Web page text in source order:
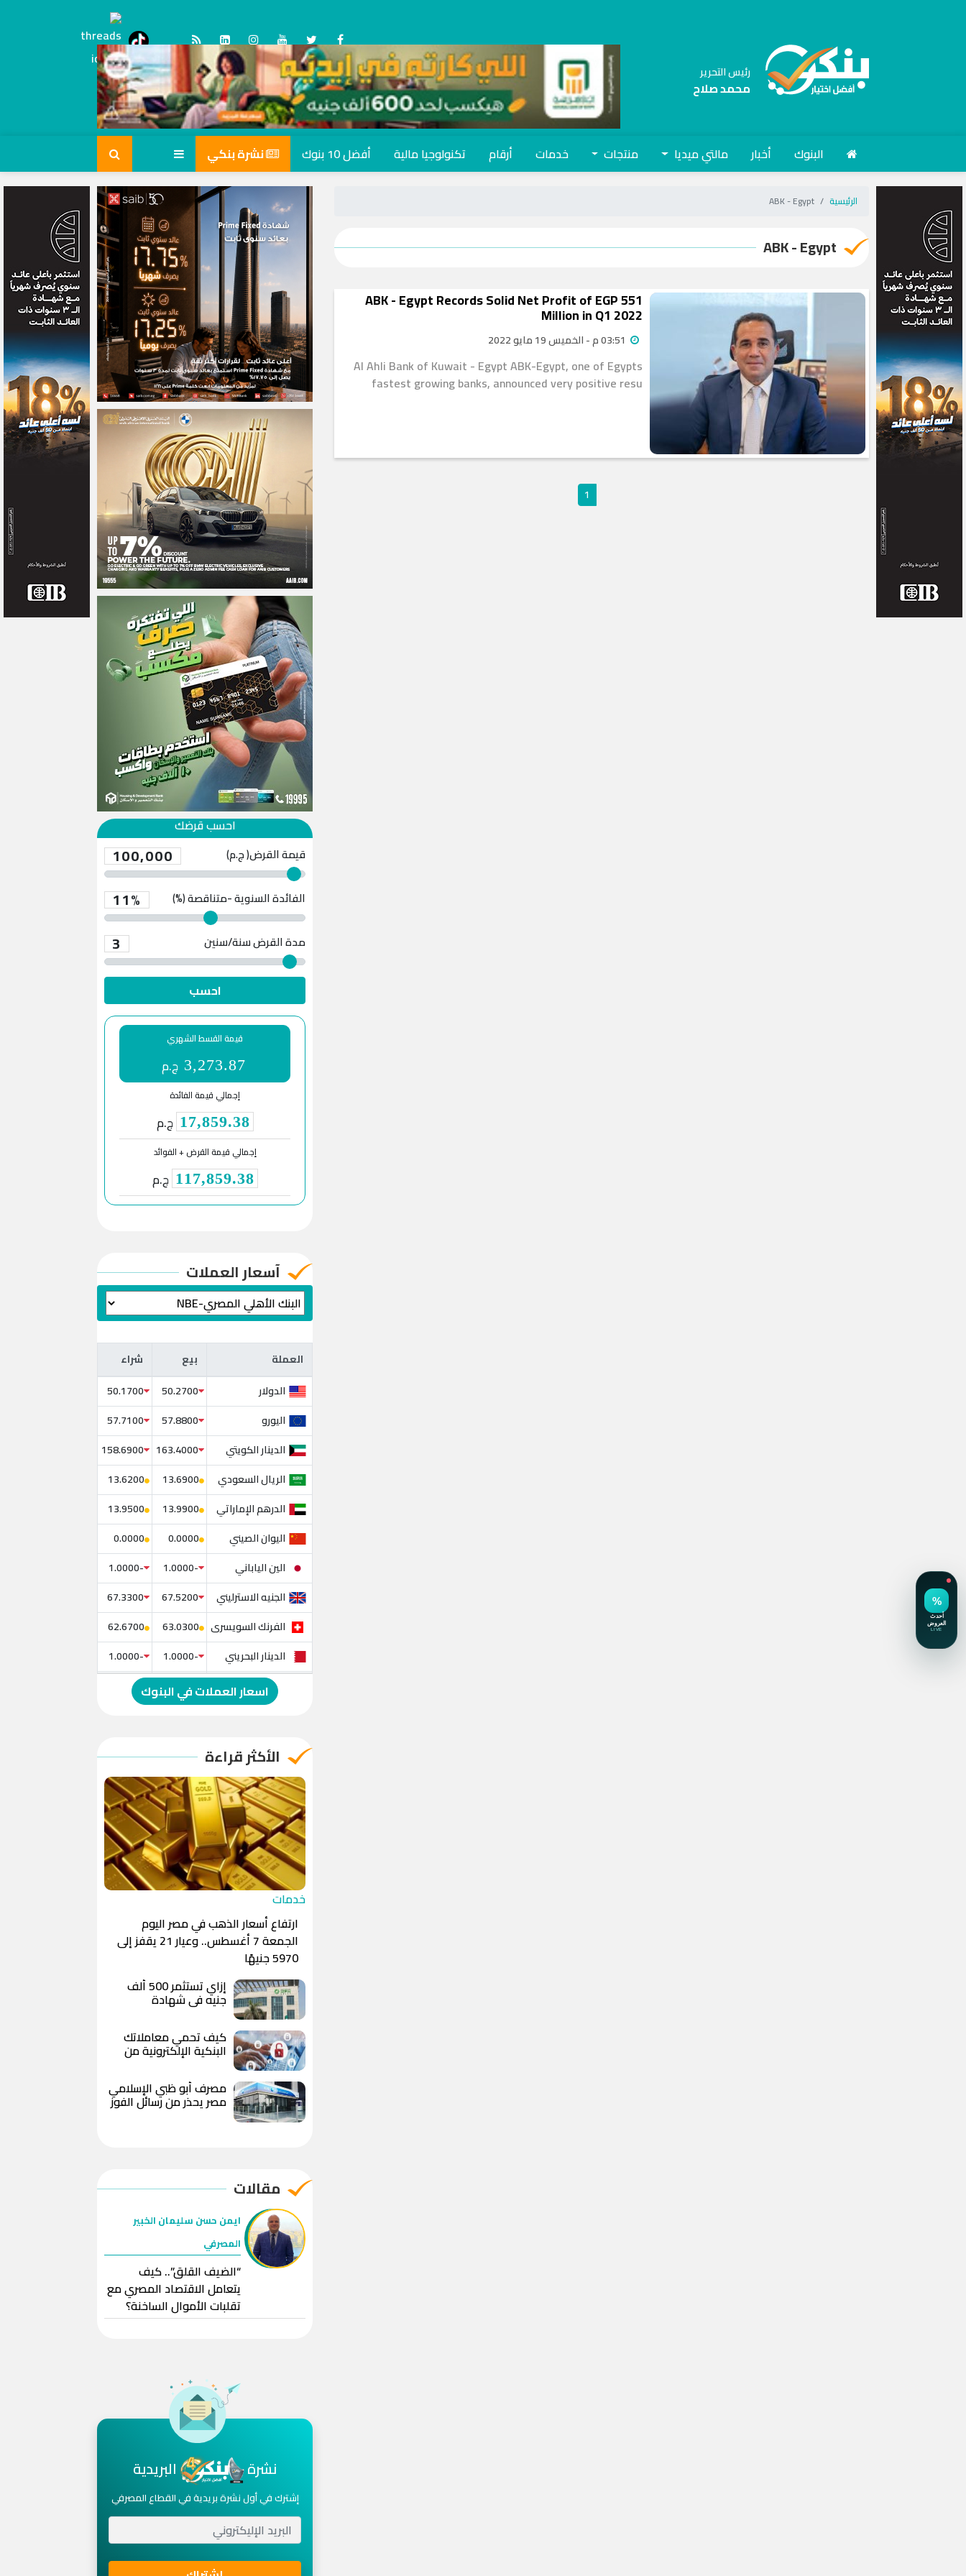
tiktok
Threads
رئيس التحرير
محمد صلاح
البنوك أخبار مالتي ميديا منتجات خدمات أرقام تكنولوجيا مالية أفضل 10 بنوك نشرة بنكي
الرئيسية ABK - Egypt
ABK - Egypt
ABK - Egypt Records Solid Net Profit of EGP 551
Million in Q1 2022
Al Ahli Bank of Kuwait - Egypt ABK-Egypt, one of Egypts
fastest growing banks, announced very positive resu
1
احسب قرضك
قيمة القرض( ج.م) 100,000
الفائدة السنوية -متناقصة (%) 11%
مدة القرض 3 سنة/سنين
احسب
قيمة القسط الشهري
3,273.87 ج.م
إجمالي قيمة الفائدة
17,859.38 ج.م
إجمالي قيمة القرض + الفوائد
117,859.38 ج.م
آسعار العملات
العملة بيع شراء العملة بيع
شراء
الدولار
50.2700
50.1700
اليورو
57.8800
57.7100
الدينار الكويتي
163.4000
158.6900
الريال السعودي
13.6900
13.6200
الدرهم الإماراتي
13.9900
13.9500
اليوان الصيني
0.0000
0.0000
الين الياباني
-1.0000
-1.0000
الجنيه الاسترليني
67.5200
67.3300
الفرنك السويسرى
63.0300
62.6700
الدينار البحريني
-1.0000
-1.0000
الدولار الإسترالي
-1.0000
-1.0000
الدينار الأردني
-1.0000
-1.0000
اسعار العملات في البنوك
الأكثر قراءة
خدمات
ارتفاع أسعار الذهب في مصر اليوم
الجمعة 7 أغسطس.. وعيار 21 يقفز إلى
5970 جنيهًا
إزاي تستثمر 500 ألف
جنيه في شهادة
«الصفوة» من بنك بيت
بعد رفع العائد؟
كيف تحمي معاملاتك
البنكية الإلكترونية من
الاحتيال والاختراق؟
مصرف أبو ظبي الإسلامي
مصر يحذر من رسائل الفوز
بهدايا وعروض مزيفة
مقالات
ايمن حسن سليمان الخبير
المصرفي
“الضيف القلق”.. كيف
يتعامل الاقتصاد المصري مع
تقلبات الأموال الساخنة؟
نشرة البريدية
إشترك في أول نشرة بريدية في القطاع المصرفي